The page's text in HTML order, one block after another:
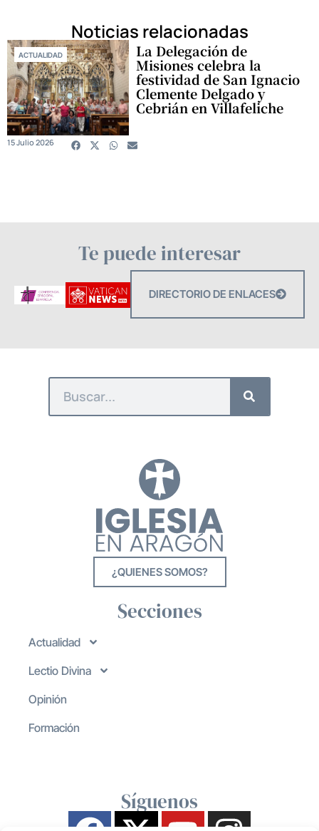
Noticias relacionadas
ACTUALIDAD La Delegación de
Misiones celebra la
festividad de San Ignacio
Clemente Delgado y
Cebrián en Villafeliche
15 Julio 2026
Te puede interesar
DIRECTORIO DE ENLACES
¿QUIENES SOMOS?
Secciones
Actualidad
Lectio Divina
Opinión
Formación
Síguenos